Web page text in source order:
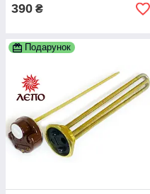
390 ₴
Подарунок